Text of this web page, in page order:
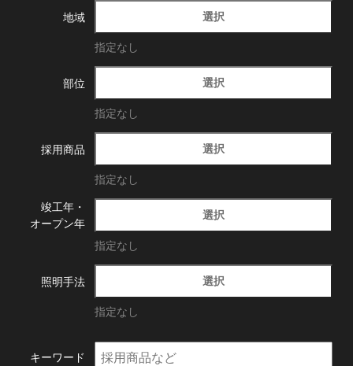
地域 選択
指定なし
部位 選択
指定なし
採用商品 選択
指定なし
竣工年・
オープン年
選択
指定なし
照明手法 選択
指定なし
キーワード